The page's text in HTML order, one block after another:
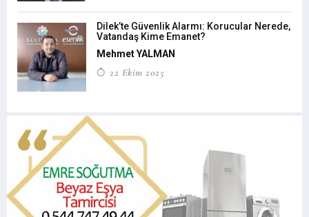
Dilek’te Güvenlik Alarmı: Korucular Nerede,
Vatandaş Kime Emanet?
Mehmet YALMAN
22 Ekim 2025